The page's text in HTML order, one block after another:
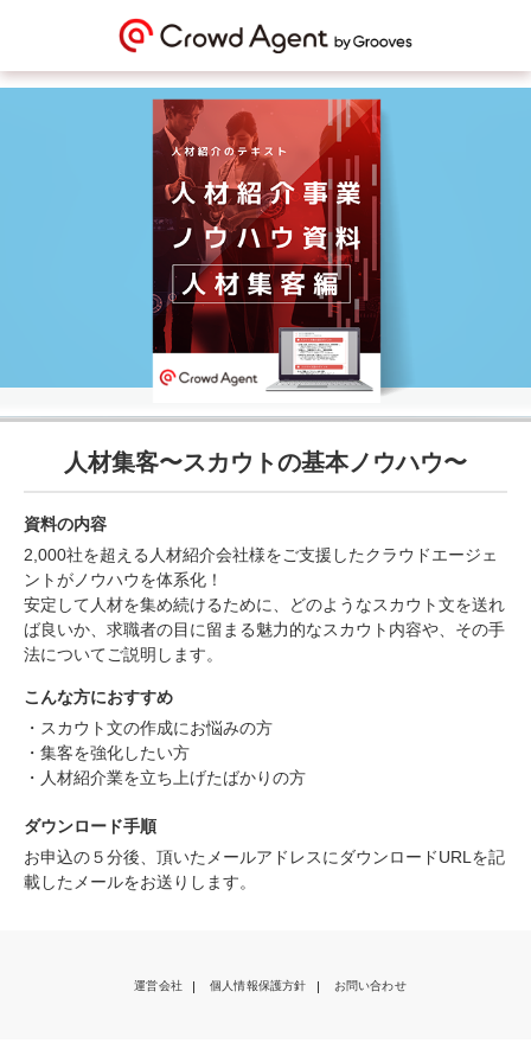
人材集客〜スカウトの基本ノウハウ〜
資料の内容
2,000社を超える人材紹介会社様をご支援したクラウドエージェ
ントがノウハウを体系化！
安定して人材を集め続けるために、どのようなスカウト文を送れ
ば良いか、求職者の目に留まる魅力的なスカウト内容や、その手
法についてご説明します。
こんな方におすすめ
・スカウト文の作成にお悩みの方
・集客を強化したい方
・人材紹介業を立ち上げたばかりの方
ダウンロード手順
お申込の５分後、頂いたメールアドレスにダウンロードURLを記
載したメールをお送りします。
運営会社 個人情報保護方針 お問い合わせ